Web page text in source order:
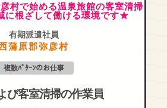
村で始める温泉旅館の客室清掃
に根ざして働ける環境です★
有期派遣社員
蒲原郡弥彦村
複数ﾊﾟﾀｰﾝのお仕事
び客室清掃の作業員